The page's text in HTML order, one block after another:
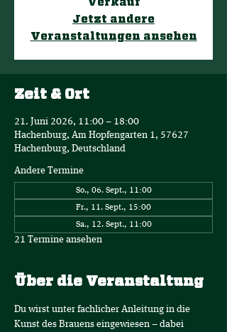
Verkauf
Jetzt andere
Veranstaltungen ansehen
Zeit & Ort
21. Juni 2026, 11:00 – 18:00
Hachenburg, Am Hopfengarten 1, 57627
Hachenburg, Deutschland
Andere Termine
So., 06. Sept., 11:00
Fr., 11. Sept., 15:00
Sa., 12. Sept., 11:00
21 Termine ansehen
Über die Veranstaltung
Du wirst unter fachlicher Anleitung in die
Kunst des Brauens eingewiesen – dabei